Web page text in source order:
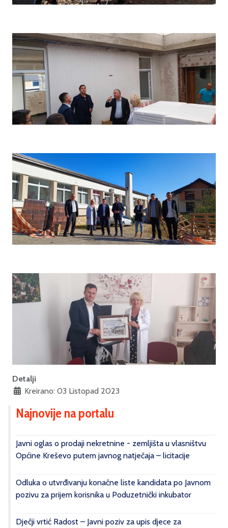
Detalji
Kreirano: 03 Listopad 2023
Najnovije na portalu
Javni oglas o prodaji nekretnine - zemljišta u vlasništvu
Općine Kreševo putem javnog natječaja – licitacije
Odluka o utvrđivanju konačne liste kandidata po Javnom
pozivu za prijem korisnika u Poduzetnički inkubator
Dječji vrtić Radost – Javni poziv za upis djece za